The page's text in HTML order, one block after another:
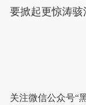
要掀起更惊涛骇
关注微信公众号“